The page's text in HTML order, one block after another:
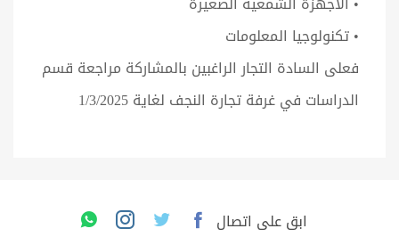
• تكنولوجيا المعلومات
فعلى السادة التجار الراغبين بالمشاركة مراجعة قسم
الدراسات في غرفة تجارة النجف لغاية 1/3/2025
ابق على اتصال